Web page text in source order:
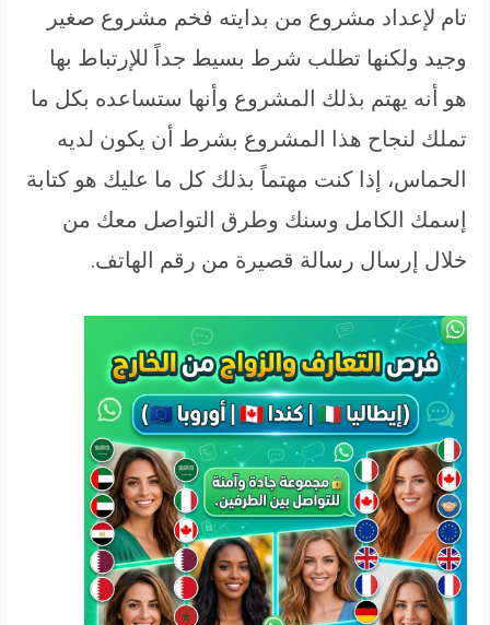
تام لإعداد مشروع من بدايته فخم مشروع صغير
وجيد ولكنها تطلب شرط بسيط جداً للإرتباط بها
هو أنه يهتم بذلك المشروع وأنها ستساعده بكل ما
تملك لنجاح هذا المشروع بشرط أن يكون لديه
الحماس، إذا كنت مهتماً بذلك كل ما عليك هو كتابة
إسمك الكامل وسنك وطرق التواصل معك من
خلال إرسال رسالة قصيرة من رقم الهاتف.